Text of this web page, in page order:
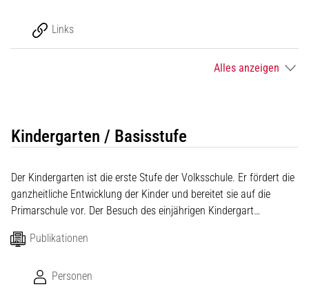
Links
Alles anzeigen
Kindergarten / Basisstufe
Der Kindergarten ist die erste Stufe der Volksschule. Er fördert die
ganzheitliche Entwicklung der Kinder und bereitet sie auf die
Primarschule vor. Der Besuch des einjährigen Kindergart…
Publikationen
Personen